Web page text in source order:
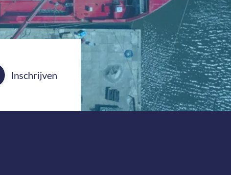
Inschrijven